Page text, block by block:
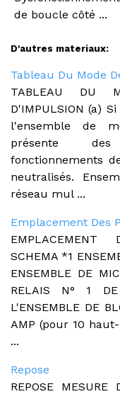
de boucle côté ...
D'autres materiaux:
Tableau Du Mode
TABLEAU DU
D'IMPULSION (a)
l'ensemble de
présente des
fonctionnements
neutralisés.
réseau mul ...
Emplacement Des
EMPLACEMENT
SCHEMA *1
ENSEMBLE DE
RELAIS N° 1 DE
L'ENSEMBLE DE
AMP (pour 10
...
Repose
REPOSE